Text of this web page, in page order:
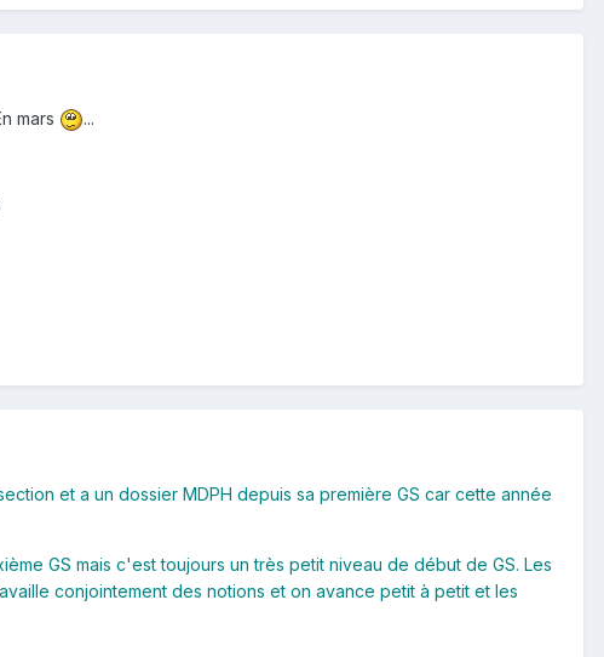
mars ...
et a un dossier MDPH depuis sa première GS car cette année
GS mais c'est toujours un très petit niveau de début de GS. Les
conjointement des notions et on avance petit à petit et les